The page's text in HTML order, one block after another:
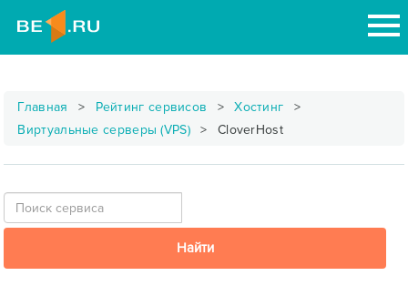
Главная Рейтинг сервисов
Хостинг
Виртуальные серверы (VPS)
CloverHost